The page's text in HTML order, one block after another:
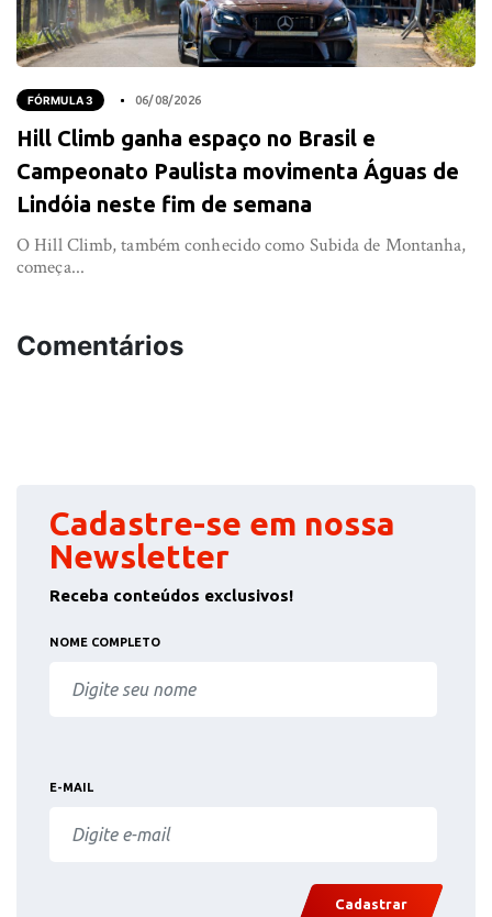
FÓRMULA 3 06/08/2026
Hill Climb ganha espaço no Brasil e
Campeonato Paulista movimenta Águas de
Lindóia neste fim de semana
O Hill Climb, também conhecido como Subida de Montanha,
começa...
Comentários
Cadastre-se em nossa
Newsletter
Receba conteúdos exclusivos!
NOME COMPLETO
E-MAIL
Cadastrar